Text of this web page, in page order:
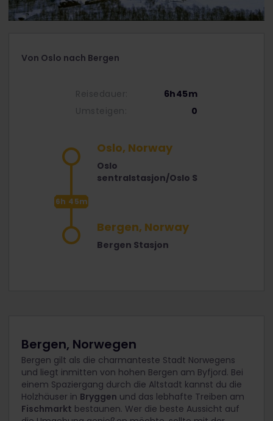
Von Oslo nach Bergen
Reisedauer:
6h45m
Umsteigen:
0
Oslo, Norway
Oslo
sentralstasjon/Oslo S
6h 45m
Bergen, Norway
Bergen Stasjon
Bergen, Norwegen
Bergen gilt als die charmanteste Stadt Norwegens
und liegt inmitten von hohen Bergen am Byfjord. Bei
einem Spaziergang durch die Altstadt kannst du die
Holzhäuser in Bryggen und das lebhafte Treiben am
Fischmarkt bestaunen. Wer die beste Aussicht auf